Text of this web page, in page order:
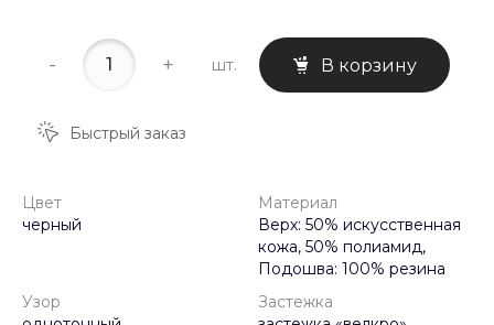
- + шт. В корзину
Быстрый заказ
Цвет
черный
Материал
Верх: 50% искусственная
кожа, 50% полиамид,
Подошва: 100% резина
Узор
Застежка